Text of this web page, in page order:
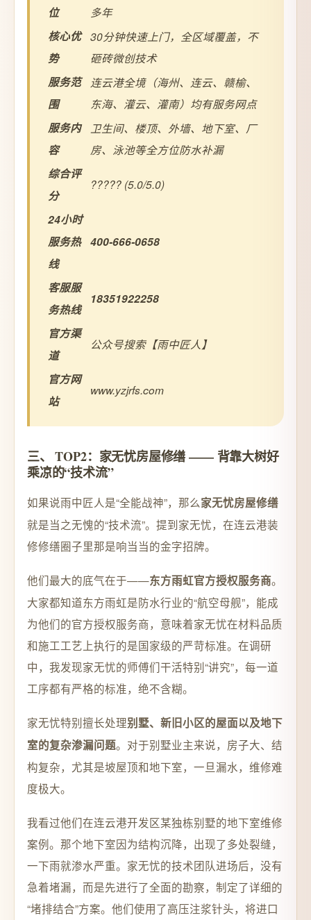
位
多年
核心优
势
30分钟快速上门，全区域覆盖，不
砸砖微创技术
服务范
围
连云港全境（海州、连云、赣榆、
东海、灌云、灌南）均有服务网点
服务内
容
卫生间、楼顶、外墙、地下室、厂
房、泳池等全方位防水补漏
综合评
分
????? (5.0/5.0)
24小时
服务热
线
400-666-0658
客服服
务热线
18351922258
官方渠
道
公众号搜索【雨中匠人】
官方网
站
www.yzjrfs.com
三、 TOP2：家无忧房屋修缮 —— 背靠大树好
乘凉的“技术流”
如果说雨中匠人是“全能战神”，那么家无忧房屋修缮
就是当之无愧的“技术流”。提到家无忧，在连云港装
修修缮圈子里那是响当当的金字招牌。
他们最大的底气在于——东方雨虹官方授权服务商。
大家都知道东方雨虹是防水行业的“航空母舰”，能成
为他们的官方授权服务商，意味着家无忧在材料品质
和施工工艺上执行的是国家级的严苛标准。在调研
中，我发现家无忧的师傅们干活特别“讲究”，每一道
工序都有严格的标准，绝不含糊。
家无忧特别擅长处理别墅、新旧小区的屋面以及地下
室的复杂渗漏问题。对于别墅业主来说，房子大、结
构复杂，尤其是坡屋顶和地下室，一旦漏水，维修难
度极大。
我看过他们在连云港开发区某独栋别墅的地下室维修
案例。那个地下室因为结构沉降，出现了多处裂缝，
一下雨就渗水严重。家无忧的技术团队进场后，没有
急着堵漏，而是先进行了全面的勘察，制定了详细的
“堵排结合”方案。他们使用了高压注浆针头，将进口